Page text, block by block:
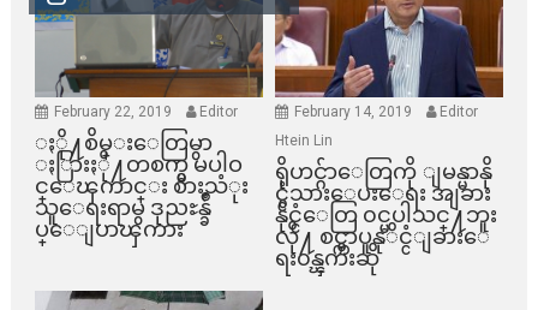
February 22, 2019 Editor
ႏို႔စိမ္းေတြမွာ
ႏြားႏို႔တစက္မွ မပါဝ
င္ေၾကာင္း စားသံုး
သူေရးရာမွ ဒုညႊန္ခ်ဳ
ပ္ေျပာၾကား
February 14, 2019
Editor
Htein Lin
ရိုဟင္ဂ်ာေတြကို ျမန္မာနို
င္ငံသားေပးေရး အျခား
နိုင္ငံေတြ ၀င္မပါသင္႔ဘူး
လို႔ စင္ကာပူနုိင္ငံျခားေ
ရး၀န္ၾကီးဆို